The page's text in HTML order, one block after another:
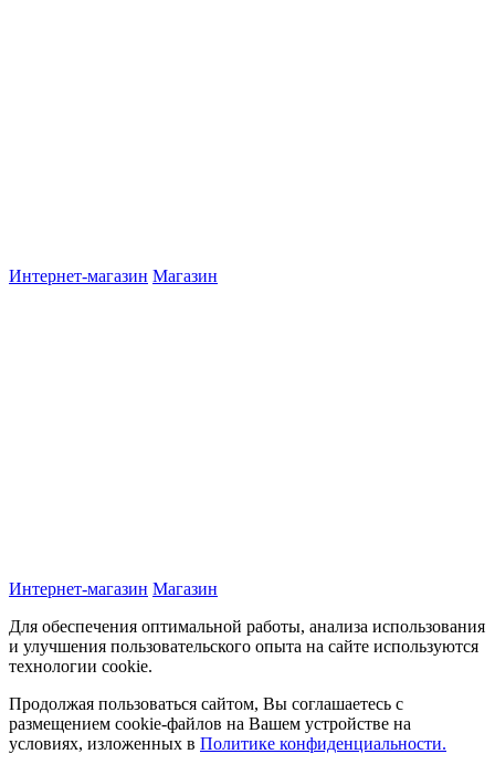
Интернет-магазин Магазин
Интернет-магазин Магазин
Для обеспечения оптимальной работы, анализа использования
и улучшения пользовательского опыта на сайте используются
технологии cookie.
Продолжая пользоваться сайтом, Вы соглашаетесь с
размещением cookie-файлов на Вашем устройстве на
условиях, изложенных в Политике конфиденциальности.